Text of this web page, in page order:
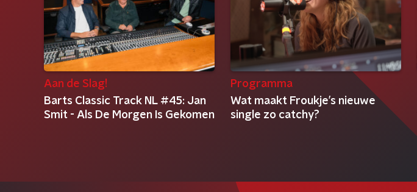
Aan de Slag!
Barts Classic Track NL #45: Jan
Smit - Als De Morgen Is Gekomen
Programma
Wat maakt Froukje’s nieuwe
single zo catchy?